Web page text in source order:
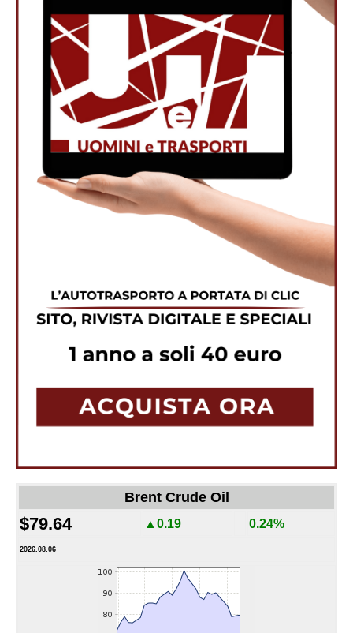
Brent Crude Oil
$79.64 ▲0.19 0.24%
2026.08.06